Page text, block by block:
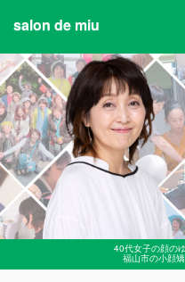
40代女子の顔の
福山市の小顔
salon de miu